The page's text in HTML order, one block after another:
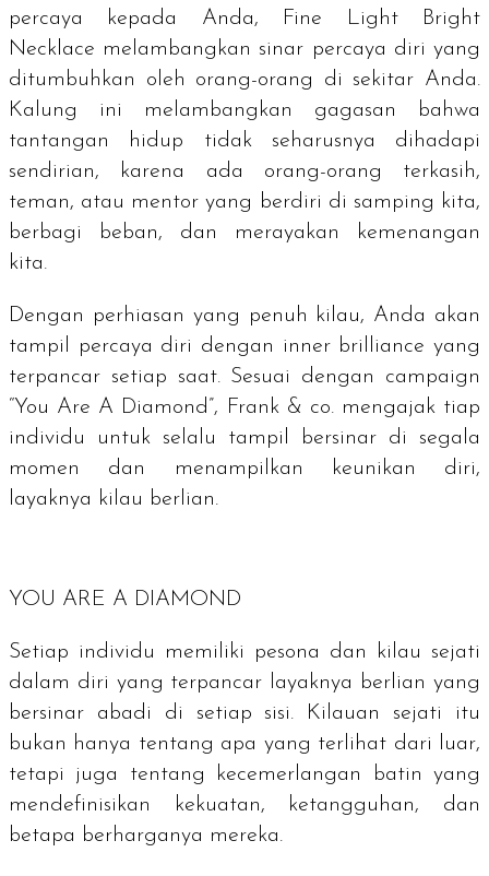
percaya kepada Anda, Fine Light Bright
Necklace melambangkan sinar percaya diri yang
ditumbuhkan oleh orang-orang di sekitar Anda.
Kalung ini melambangkan gagasan bahwa
tantangan hidup tidak seharusnya dihadapi
sendirian, karena ada orang-orang terkasih,
teman, atau mentor yang berdiri di samping kita,
berbagi beban, dan merayakan kemenangan
kita.
Dengan perhiasan yang penuh kilau, Anda akan
tampil percaya diri dengan inner brilliance yang
terpancar setiap saat. Sesuai dengan campaign
“You Are A Diamond ”, Frank & co. mengajak tiap
individu untuk selalu tampil bersinar di segala
momen dan menampilkan keunikan diri,
layaknya kilau berlian.
YOU ARE A DIAMOND
Setiap individu memiliki pesona dan kilau sejati
dalam diri yang terpancar layaknya berlian yang
bersinar abadi di setiap sisi. Kilauan sejati itu
bukan hanya tentang apa yang terlihat dari luar,
tetapi juga tentang kecemerlangan batin yang
mendefinisikan kekuatan, ketangguhan, dan
betapa berharganya mereka.